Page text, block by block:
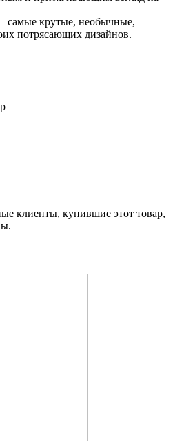
самые крутые, необычные,
потрясающих дизайнов.
клиенты, купившие этот товар,